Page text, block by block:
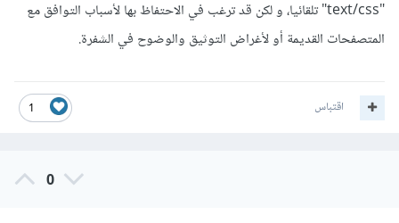
"text/css" تلقائيا، و لكن قد ترغب في الاحتفاظ بها لأسباب التوافق مع
المتصفحات القديمة أو لأغراض التوثيق والوضوح في الشفرة.
1 اقتباس
0